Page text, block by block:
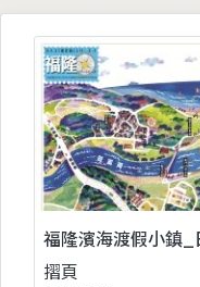
福隆濱海渡假小鎮_
摺頁